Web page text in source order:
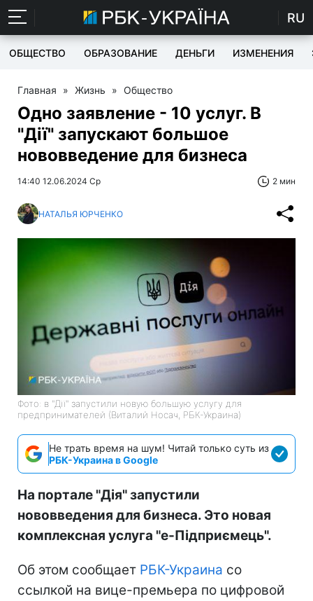
RU
ОБЩЕСТВО ОБРАЗОВАНИЕ ДЕНЬГИ ИЗМЕНЕНИЯ
Главная » Жизнь » Общество
Одно заявление - 10 услуг. В
"Дії" запускают большое
нововведение для бизнеса
14:40 12.06.2024 Ср 2 мин
НАТАЛЬЯ ЮРЧЕНКО
Фото: в "Дії" запустили новую большую услугу для
предпринимателей (Виталий Носач, РБК-Украина)
Не трать время на шум! Читай только суть из
РБК-Украина в Google
На портале "Дія" запустили
нововведения для бизнеса. Это новая
комплексная услуга "е-Підприємець".
Об этом сообщает РБК-Украина со
ссылкой на вице-премьера по цифровой